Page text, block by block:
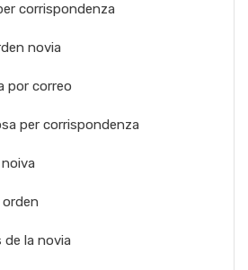
corrispondenza
novia
por correo
per corrispondenza
la novia